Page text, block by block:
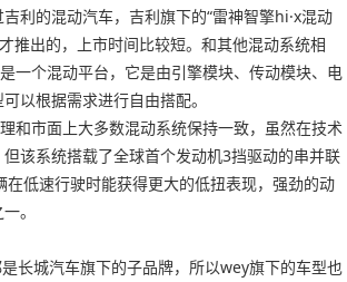
利的混动汽车，吉利旗下的“雷神智擎hi·x混动
推出的，上市时间比较短。和其他混动系统相
一个混动平台，它是由引擎模块、传动模块、电
以根据需求进行自由搭配。
和市面上大多数混动系统保持一致，虽然在技术
该系统搭载了全球首个发动机3挡驱动的串并联
低速行驶时能获得更大的低扭表现，强劲的动
。
长城汽车旗下的子品牌，所以wey旗下的车型也